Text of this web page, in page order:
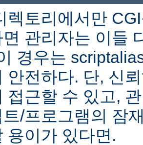
렉토리에서만
관리자는 이들
경우는
안전하다. 단, 신
접근할 수 있고,
/프로그램의 잠
용이가 있다면.